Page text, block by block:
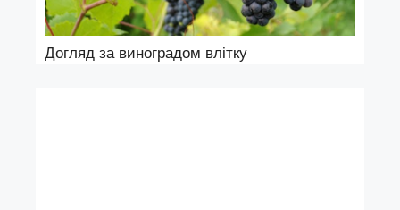
Догляд за виноградом влітку